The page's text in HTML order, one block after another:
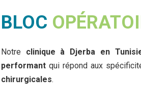
BLOC
Notre clinique à Djerba en
performant qui répond aux
chirurgicales.